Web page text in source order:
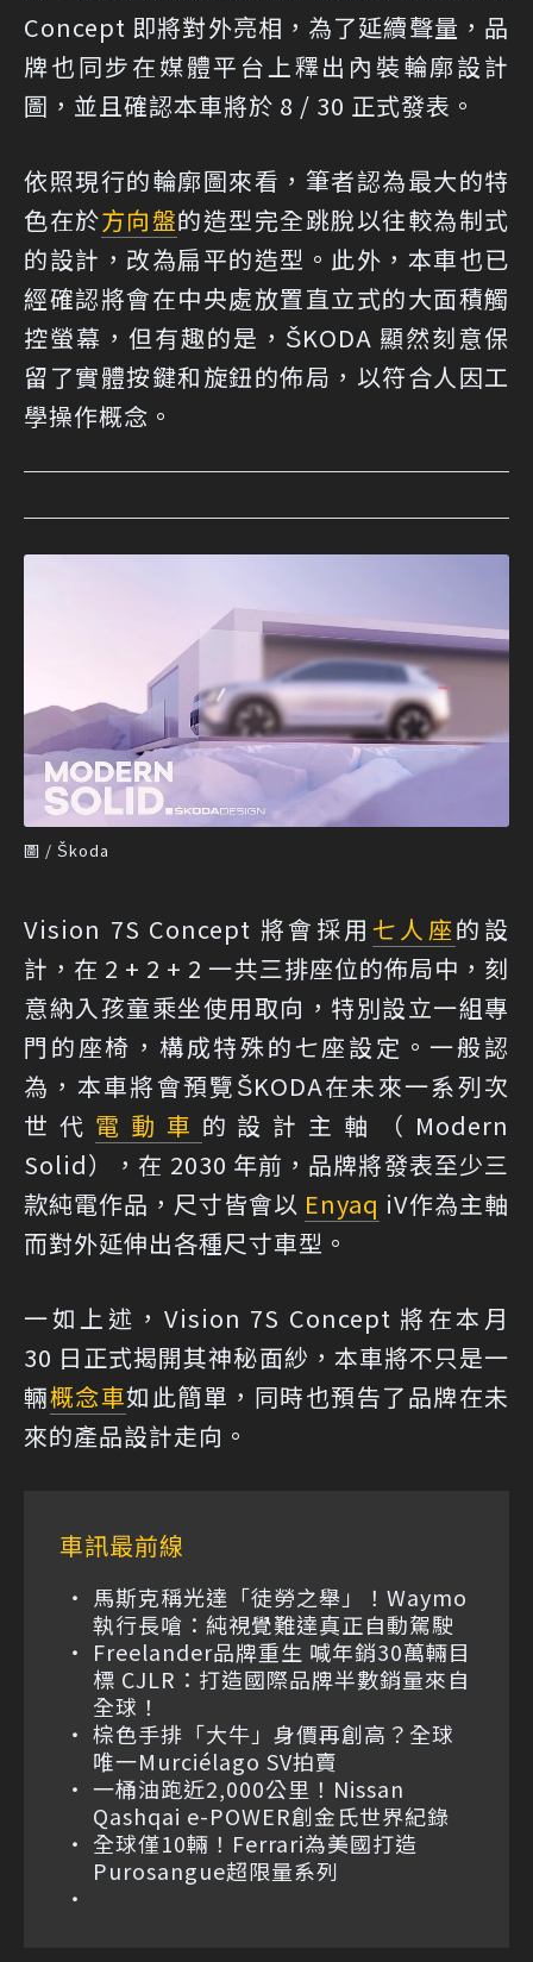
Concept 即將對外亮相，為了延續聲量，品
牌也同步在媒體平台上釋出內裝輪廓設計
圖，並且確認本車將於 8 / 30 正式發表。
依照現行的輪廓圖來看，筆者認為最大的特
色在於方向盤的造型完全跳脫以往較為制式
的設計，改為扁平的造型。此外，本車也已
經確認將會在中央處放置直立式的大面積觸
控螢幕，但有趣的是，ŠKODA 顯然刻意保
留了實體按鍵和旋鈕的佈局，以符合人因工
學操作概念。
圖 / Škoda
Vision 7S Concept 將會採用 七人座的設
計，在 2 + 2 + 2 一共三排座位的佈局中，刻
意納入孩童乘坐使用取向，特別設立一組專
門的座椅，構成特殊的七座設定。一般認
為，本車將會預覽ŠKODA在未來一系列次
世代 電動車 的設計主軸（Modern
Solid），在 2030 年前，品牌將發表至少三
款純電作品，尺寸皆會以 Enyaq iV作為主軸
而對外延伸出各種尺寸車型。
一如上述，Vision 7S Concept 將在本月
30 日正式揭開其神秘面紗，本車將不只是一
輛概念車如此簡單，同時也預告了品牌在未
來的產品設計走向。
車訊最前線
馬斯克稱光達「徒勞之舉」！Waymo
執行長嗆：純視覺難達真正自動駕駛
Freelander品牌重生 喊年銷30萬輛目
標 CJLR：打造國際品牌半數銷量來自
全球！
棕色手排「大牛」身價再創高？全球
唯一Murciélago SV拍賣
一桶油跑近2,000公里！Nissan
Qashqai e-POWER創金氏世界紀錄
全球僅10輛！Ferrari為美國打造
Purosangue超限量系列